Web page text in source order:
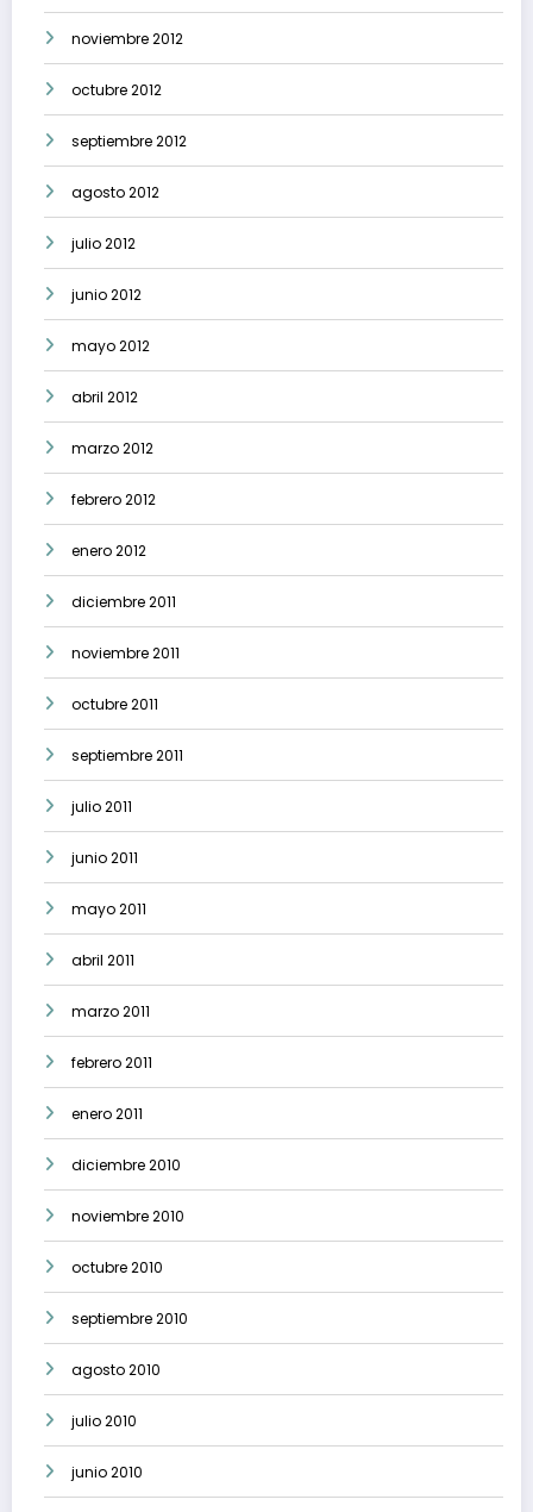
noviembre 2012
octubre 2012
septiembre 2012
agosto 2012
julio 2012
junio 2012
mayo 2012
abril 2012
marzo 2012
febrero 2012
enero 2012
diciembre 2011
noviembre 2011
octubre 2011
septiembre 2011
julio 2011
junio 2011
mayo 2011
abril 2011
marzo 2011
febrero 2011
enero 2011
diciembre 2010
noviembre 2010
octubre 2010
septiembre 2010
agosto 2010
julio 2010
junio 2010